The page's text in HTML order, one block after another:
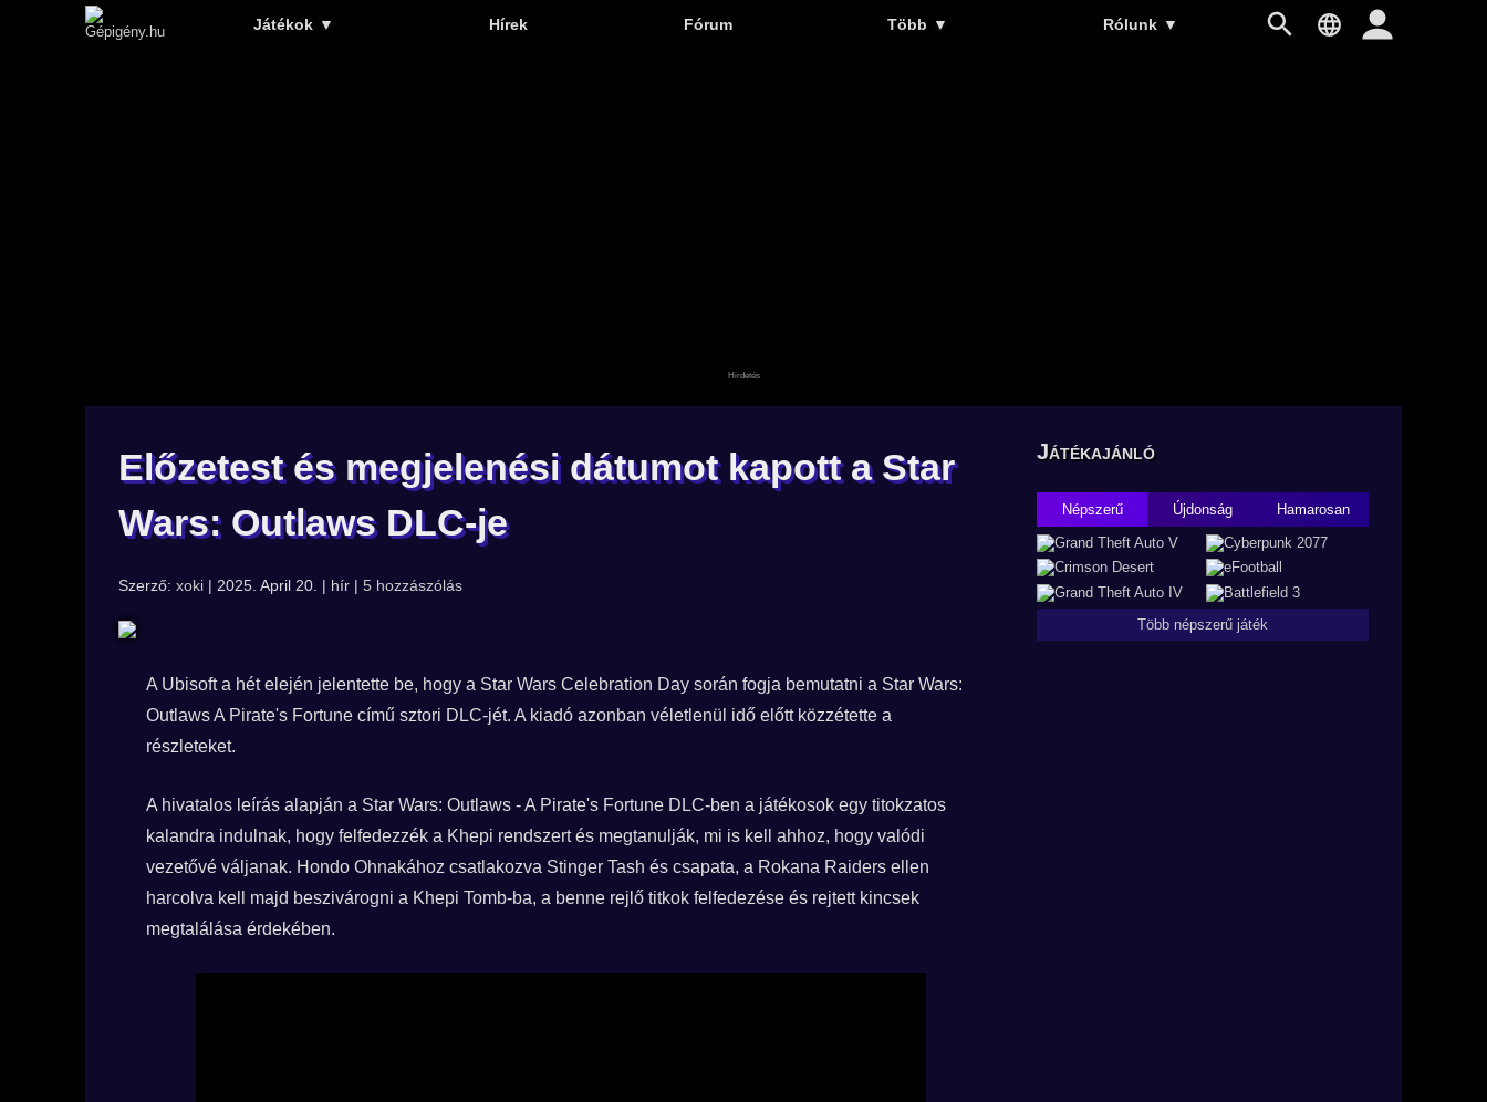
Játékok ▼ Hírek Fórum Több ▼ Rólunk ▼
Előzetest és megjelenési dátumot kapott a Star
Wars: Outlaws DLC-je
Szerző: xoki | 2025. April 20. | hír | 5 hozzászólás
A Ubisoft a hét elején jelentette be, hogy a Star Wars Celebration Day során fogja bemutatni a Star Wars:
Outlaws A Pirate's Fortune című sztori DLC-jét. A kiadó azonban véletlenül idő előtt közzétette a
részleteket.
A hivatalos leírás alapján a Star Wars: Outlaws - A Pirate's Fortune DLC-ben a játékosok egy titokzatos
kalandra indulnak, hogy felfedezzék a Khepi rendszert és megtanulják, mi is kell ahhoz, hogy valódi
vezetővé váljanak. Hondo Ohnakához csatlakozva Stinger Tash és csapata, a Rokana Raiders ellen
harcolva kell majd beszivárogni a Khepi Tomb-ba, a benne rejlő titkok felfedezése és rejtett kincsek
megtalálása érdekében.
Játékajánló
Népszerű Újdonság Hamarosan
Több népszerű játék